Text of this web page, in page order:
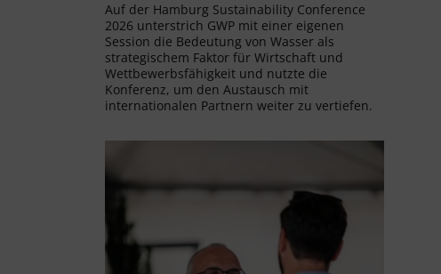
Auf der Hamburg Sustainability Conference
2026 unterstrich GWP mit einer eigenen
Session die Bedeutung von Wasser als
strategischem Faktor für Wirtschaft und
Wettbewerbsfähigkeit und nutzte die
Konferenz, um den Austausch mit
internationalen Partnern weiter zu vertiefen.